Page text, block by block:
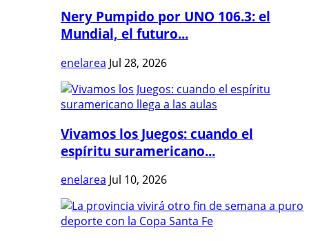
Nery Pumpido por UNO 106.3: el
Mundial, el futuro...
enelarea Jul 28, 2026
Vivamos los Juegos: cuando el
espíritu suramericano...
enelarea Jul 10, 2026